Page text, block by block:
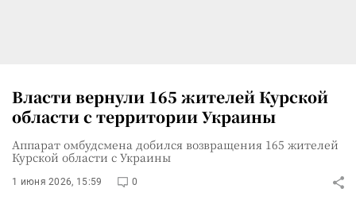
Власти вернули 165 жителей Курской
области с территории Украины
Аппарат омбудсмена добился возвращения 165 жителей
Курской области с Украины
1 июня 2026, 15:59 0